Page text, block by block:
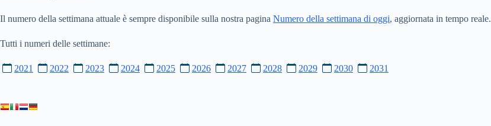
Il numero della settimana attuale è sempre disponibile sulla nostra pagina Numero della settimana di oggi, aggiornata in tempo reale.
Tutti i numeri delle settimane:
2021 2022 2023 2024 2025 2026 2027 2028 2029 2030 2031